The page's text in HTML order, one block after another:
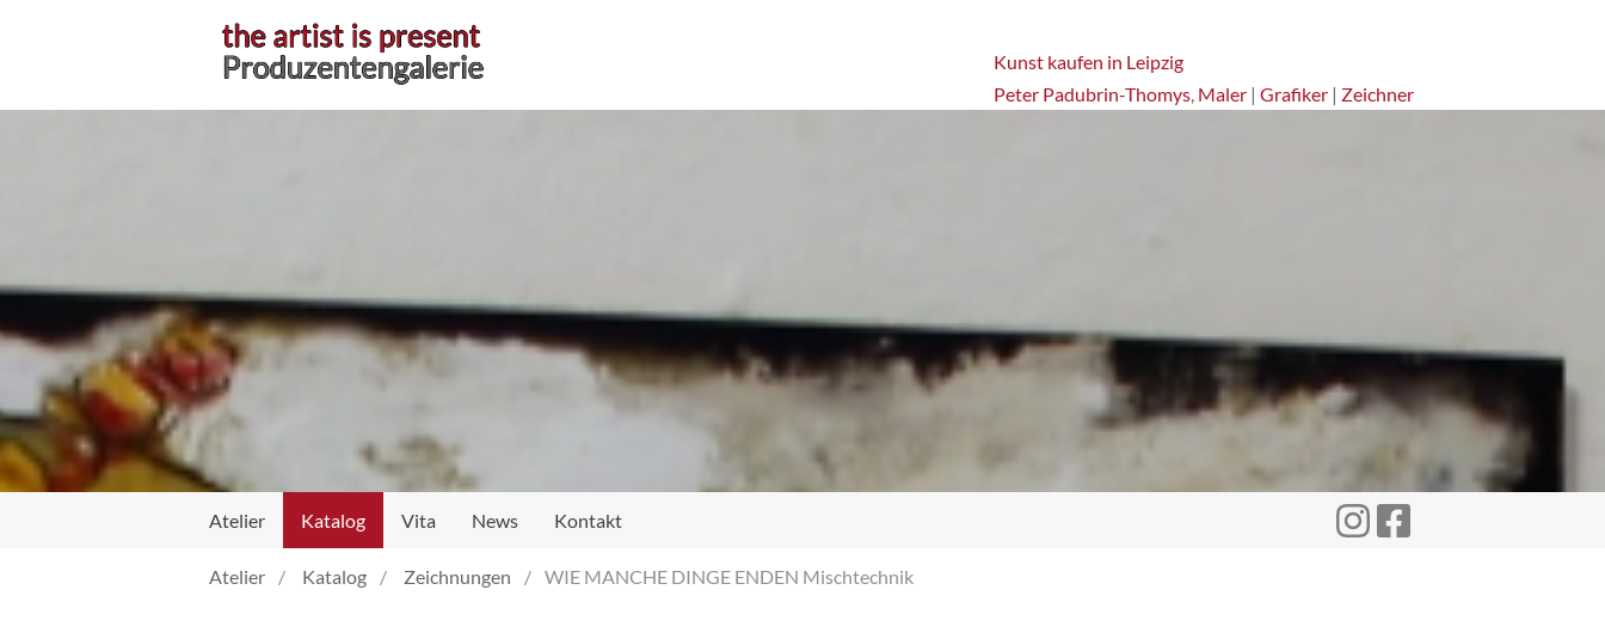
Kunst kaufen in Leipzig
Peter Padubrin-Thomys, Maler | Grafiker | Zeichner
Atelier Katalog Vita News Kontakt
Atelier Katalog Zeichnungen WIE MANCHE DINGE ENDEN Mischtechnik